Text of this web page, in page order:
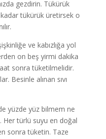
gezdirin. Tükürük
tükürük üretirsek o
ve kabızlığa yol
on beş yirmi dakika
sonra tüketilmelidir.
Besinle alınan sıvı
yüzde yüz bilmem ne
Her türlü suyu en doğal
sonra tüketin. Taze